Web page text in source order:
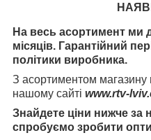
На весь асортимент ми
місяців. Гарантійний
політики виробника.
З асортиментом
нашому сайті www.rtv-
Знайдете ціни нижче за
спробуємо зробити